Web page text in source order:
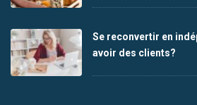
Se reconvertir en
avoir des clients?